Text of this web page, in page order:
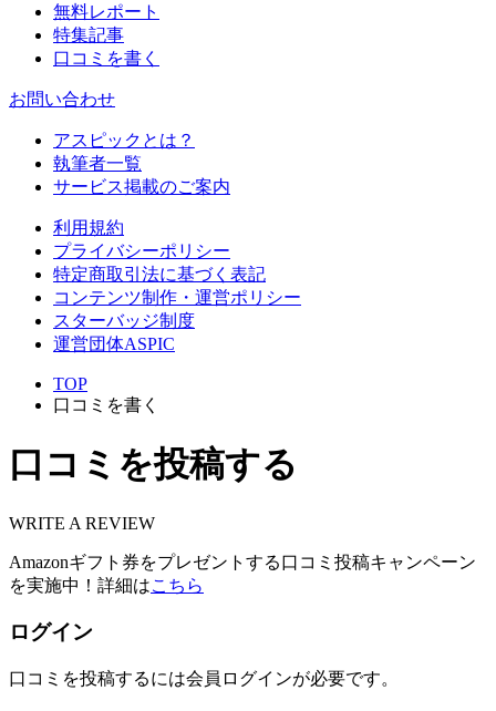
無料レポート
特集記事
口コミを書く
お問い合わせ
アスピックとは？
執筆者一覧
サービス掲載のご案内
利用規約
プライバシーポリシー
特定商取引法に基づく表記
コンテンツ制作・運営ポリシー
スターバッジ制度
運営団体ASPIC
TOP
口コミを書く
口コミを投稿する
WRITE A REVIEW
Amazonギフト券をプレゼントする口コミ投稿キャンペーン
を実施中！詳細はこちら
ログイン
口コミを投稿するには会員ログインが必要です。